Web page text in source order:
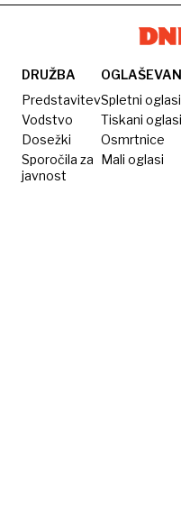
DRUŽBA
Predstavitev
Vodstvo
Dosežki
Sporočila za
javnost
Spletni oglasi
Tiskani oglasi
Osmrtnice
Mali oglasi